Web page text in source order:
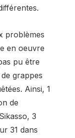
problèmes
en oeuvre
pu être
grappes
Ainsi, 1
de
3
31 dans